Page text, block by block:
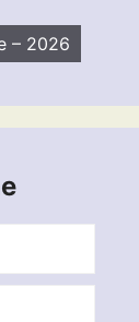
– 2026